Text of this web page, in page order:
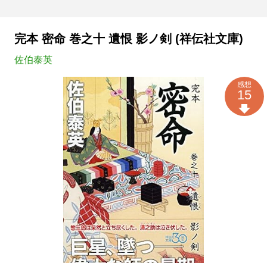
完本 密命 巻之十 遺恨 影ノ剣 (祥伝社文庫)
佐伯泰英
感想
15